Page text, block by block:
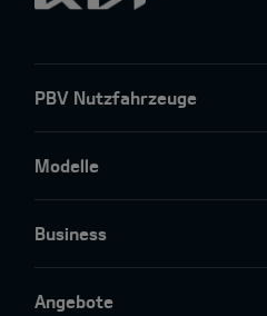
PBV Nutzfahrzeuge
Modelle
Business
Angebote